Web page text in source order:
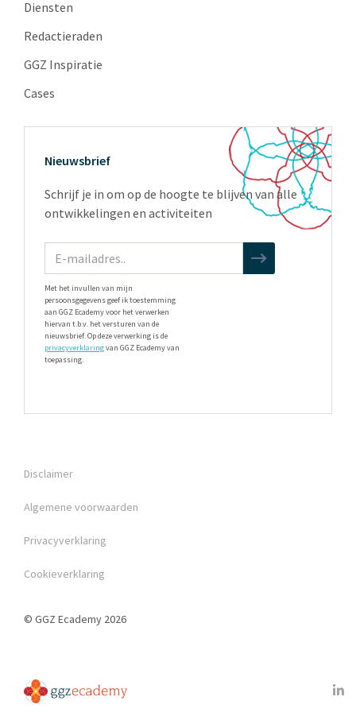
Diensten
Redactieraden
GGZ Inspiratie
Cases
Nieuwsbrief
Schrijf je in om op de hoogte te blijven van alle
ontwikkelingen en activiteiten
Met het invullen van mijn
persoonsgegevens geef ik toestemming
aan GGZ Ecademy voor het verwerken
hiervan t.b.v. het versturen van de
nieuwsbrief. Op deze verwerking is de
privacyverklaringvan GGZ Ecademy van
toepassing.
Disclaimer
Algemene voorwaarden
Privacyverklaring
Cookieverklaring
© GGZ Ecademy 2026